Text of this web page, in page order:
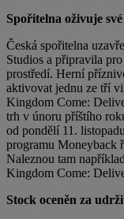
Spořitelna oživuje
Česká spořitelna
Studios a připravila
prostředí. Herní
aktivovat jednu ze tří
Kingdom Come:
trh v únoru příštího
od pondělí 11.
programu Moneyback
Naleznou tam
Kingdom Come:
Stock oceněn za